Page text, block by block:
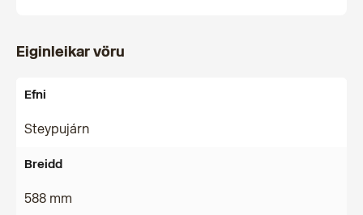
Eiginleikar vöru
Efni
Steypujárn
Breidd
588 mm